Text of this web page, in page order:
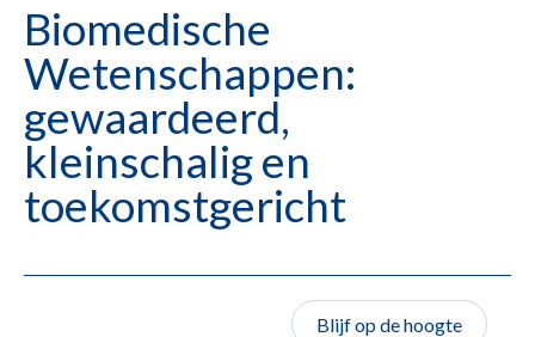
Biomedische
Wetenschappen:
gewaardeerd,
kleinschalig en
toekomstgericht
Blijf op de hoogte